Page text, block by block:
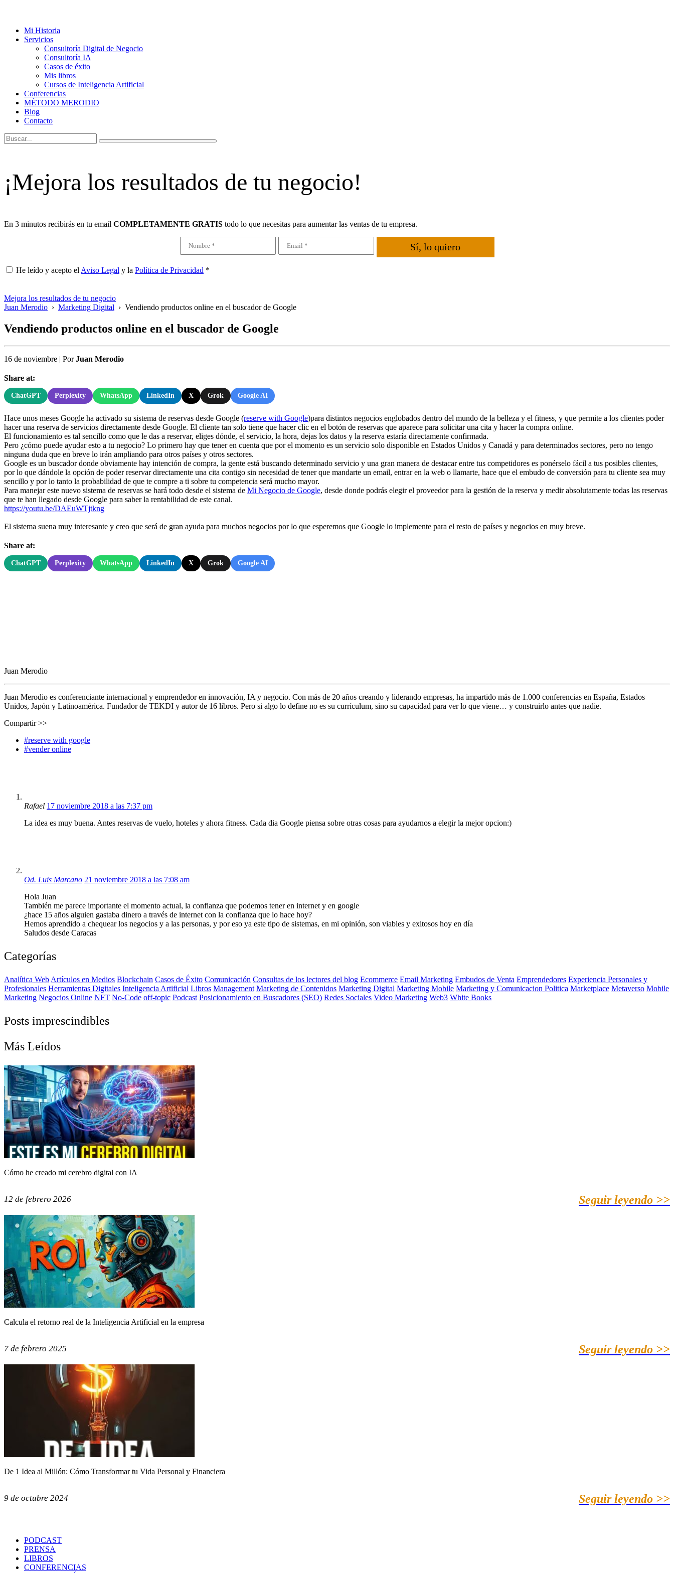
Mi Historia
Servicios
Consultoría Digital de Negocio
Consultoría IA
Casos de éxito
Mis libros
Cursos de Inteligencia Artificial
Conferencias
MÉTODO MERODIO
Blog
Contacto
¡Mejora los resultados de tu negocio!
En 3 minutos recibirás en tu email COMPLETAMENTE GRATIS todo lo que necesitas para aumentar las ventas de tu empresa.
Sí, lo quiero
He leído y acepto el Aviso Legal y la Política de Privacidad *
Mejora los resultados de tu negocio
Juan Merodio › Marketing Digital › Vendiendo productos online en el buscador de Google
Vendiendo productos online en el buscador de Google
16 de noviembre | PorJuan Merodio
Share at:
ChatGPT Perplexity WhatsApp LinkedIn X Grok Google AI
Hace unos meses Google ha activado su sistema de reservas desde Google (reserve with Google)para distintos negocios englobados dentro del mundo de la belleza y el fitness, y que permite a los clientes poder
hacer una reserva de servicios directamente desde Google. El cliente tan solo tiene que hacer clic en el botón de reservas que aparece para solicitar una cita y hacer la compra online.
El funcionamiento es tal sencillo como que le das a reservar, eliges dónde, el servicio, la hora, dejas los datos y la reserva estaría directamente confirmada.
Pero ¿cómo puede ayudar esto a tu negocio? Lo primero hay que tener en cuenta que por el momento es un servicio solo disponible en Estados Unidos y Canadá y para determinados sectores, pero no tengo
ninguna duda que en breve lo irán ampliando para otros países y otros sectores.
Google es un buscador donde obviamente hay intención de compra, la gente está buscando determinado servicio y una gran manera de destacar entre tus competidores es ponérselo fácil a tus posibles clientes,
por lo que dándole la opción de poder reservar directamente una cita contigo sin necesidad de tener que mandarte un email, entrar en la web o llamarte, hace que el embudo de conversión para tu cliente sea muy
sencillo y por lo tanto la probabilidad de que te compre a ti sobre tu competencia será mucho mayor.
Para manejar este nuevo sistema de reservas se hará todo desde el sistema de Mi Negocio de Google, desde donde podrás elegir el proveedor para la gestión de la reserva y medir absolutamente todas las reservas
que te han llegado desde Google para saber la rentabilidad de este canal.
https://youtu.be/DAEuWTjtkng
El sistema suena muy interesante y creo que será de gran ayuda para muchos negocios por lo que esperemos que Google lo implemente para el resto de países y negocios en muy breve.
Share at:
ChatGPT Perplexity WhatsApp LinkedIn X Grok Google AI
Juan Merodio
Juan Merodio es conferenciante internacional y emprendedor en innovación, IA y negocio. Con más de 20 años creando y liderando empresas, ha impartido más de 1.000 conferencias en España, Estados
Unidos, Japón y Latinoamérica. Fundador de TEKDI y autor de 16 libros. Pero si algo lo define no es su currículum, sino su capacidad para ver lo que viene… y construirlo antes que nadie.
Compartir >>
#reserve with google
#vender online
Rafael 17 noviembre 2018 a las 7:37 pm
La idea es muy buena. Antes reservas de vuelo, hoteles y ahora fitness. Cada dia Google piensa sobre otras cosas para ayudarnos a elegir la mejor opcion:)
Od. Luis Marcano 21 noviembre 2018 a las 7:08 am
Hola Juan
También me parece importante el momento actual, la confianza que podemos tener en internet y en google
¿hace 15 años alguien gastaba dinero a través de internet con la confianza que lo hace hoy?
Hemos aprendido a chequear los negocios y a las personas, y por eso ya este tipo de sistemas, en mi opinión, son viables y exitosos hoy en día
Saludos desde Caracas
Categorías
Analítica Web Artículos en Medios Blockchain Casos de Éxito Comunicación Consultas de los lectores del blog Ecommerce Email Marketing Embudos de Venta Emprendedores Experiencia Personales y
Profesionales Herramientas Digitales Inteligencia Artificial Libros Management Marketing de Contenidos Marketing Digital Marketing Mobile Marketing y Comunicacion Politica Marketplace Metaverso Mobile
Marketing Negocios Online NFT No-Code off-topic Podcast Posicionamiento en Buscadores (SEO) Redes Sociales Video Marketing Web3 White Books
Posts imprescindibles
Más Leídos
Cómo he creado mi cerebro digital con IA
12 de febrero 2026 Seguir leyendo >>
Calcula el retorno real de la Inteligencia Artificial en la empresa
7 de febrero 2025 Seguir leyendo >>
De 1 Idea al Millón: Cómo Transformar tu Vida Personal y Financiera
9 de octubre 2024 Seguir leyendo >>
PODCAST
PRENSA
LIBROS
CONFERENCIAS